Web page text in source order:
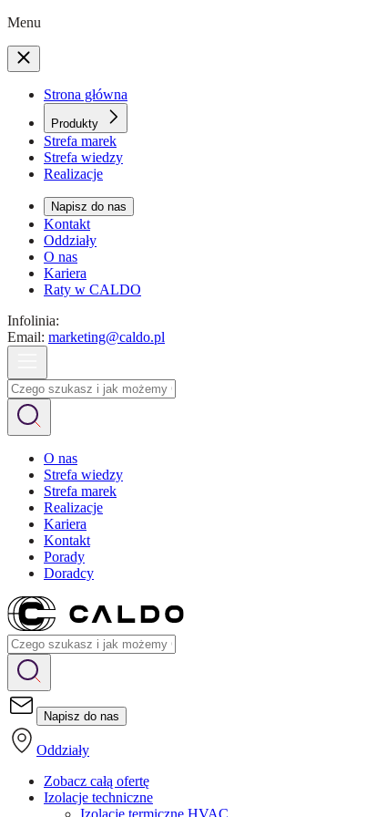
Menu
Strona główna
Produkty
Strefa marek
Strefa wiedzy
Realizacje
Napisz do nas
Kontakt
Oddziały
O nas
Kariera
Raty w CALDO
Infolinia:
Email: marketing@caldo.pl
O nas
Strefa wiedzy
Strefa marek
Realizacje
Kariera
Kontakt
Porady
Doradcy
Napisz do nas
Oddziały
Zobacz całą ofertę
Izolacje techniczne
Izolacje termiczne HVAC